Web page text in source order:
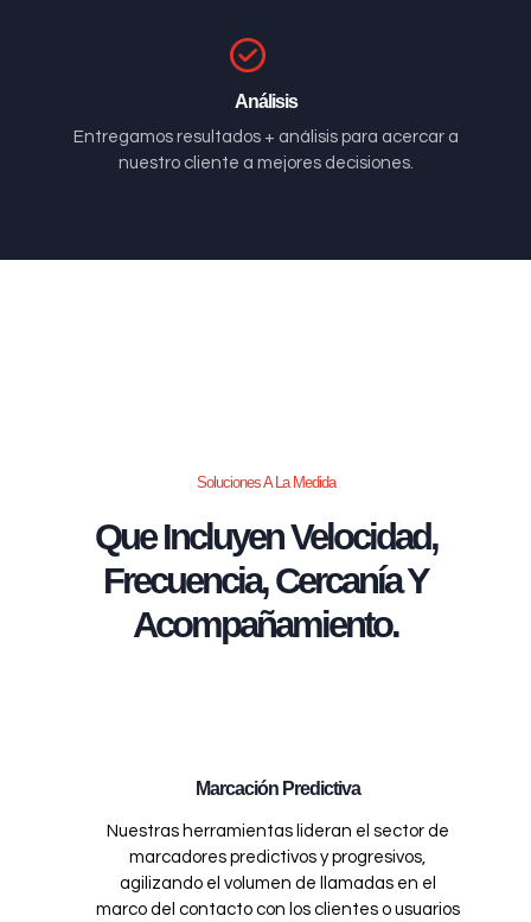
Análisis
Entregamos resultados + análisis para acercar a
nuestro cliente a mejores decisiones.
Soluciones A La Medida
Que Incluyen Velocidad,
Frecuencia, Cercanía Y
Acompañamiento.
Marcación Predictiva
Nuestras herramientas lideran el sector de
marcadores predictivos y progresivos,
agilizando el volumen de llamadas en el
marco del contacto con los clientes o usuarios